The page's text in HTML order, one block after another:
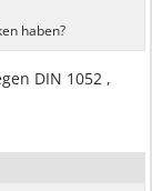
haben?
DIN 1052 ,